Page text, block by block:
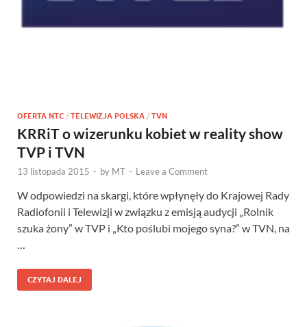
OFERTA NTC / TELEWIZJA POLSKA / TVN
KRRiT o wizerunku kobiet w reality show
TVP i TVN
13 listopada 2015 - by MT - Leave a Comment
W odpowiedzi na skargi, które wpłynęły do Krajowej Rady
Radiofonii i Telewizji w związku z emisją audycji „Rolnik
szuka żony” w TVP i „Kto poślubi mojego syna?” w TVN, na
CZYTAJ DALEJ